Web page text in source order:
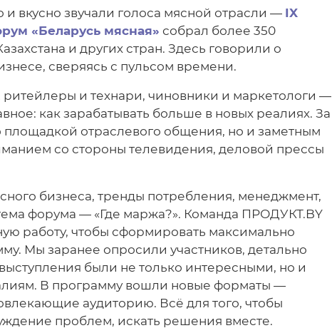
вкусно звучали голоса мясной отрасли — IX
«Беларусь мясная» собрал более 350
и других стран. Здесь говорили о
сверяясь с пульсом времени.
и технари, чиновники и маркетологи —
как зарабатывать больше в новых реалиях. За
площадкой отраслевого общения, но и заметным
со стороны телевидения, деловой прессы
бизнеса, тренды потребления, менеджмент,
форума — «Где маржа?». Команда ПРОДУКТ.BY
работу, чтобы сформировать максимально
Мы заранее опросили участников, детально
были не только интересными, но и
В программу вошли новые форматы —
аудиторию. Всё для того, чтобы
проблем, искать решения вместе.